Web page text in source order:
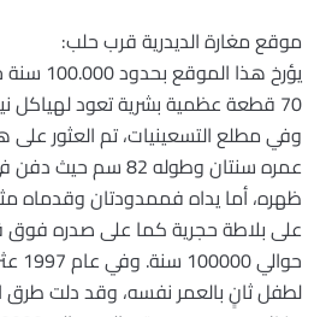
موقع مغارة الديدرية قرب حلب:
يؤرخ هذا
70 قطعة عظمية بشرية تعود لهياكل نياندرتالية مختلفة.
وفي مطلع التسعينيات، تم العثور
عمره سنتان وطوله 82
ظهره، أما يداه فممدودتان وقدماه
على بلاطة حجرية كما على صدره فوق
لطفل ثانٍ بالعمر نفسه، وقد دلت